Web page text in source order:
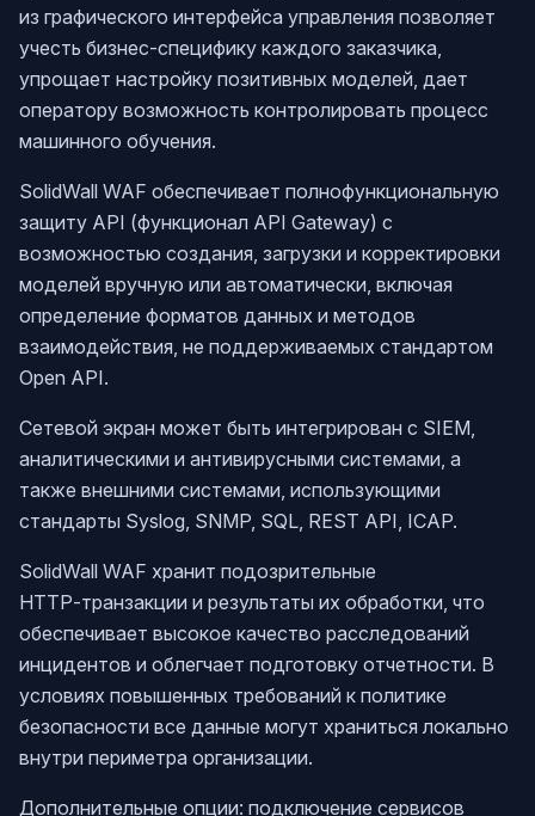
из графического интерфейса управления позволяет
учесть бизнес‑специфику каждого заказчика,
упрощает настройку позитивных моделей, дает
оператору возможность контролировать процесс
машинного обучения.
SolidWall WAF обеспечивает полнофункциональную
защиту API (функционал API Gateway) с
возможностью создания, загрузки и корректировки
моделей вручную или автоматически, включая
определение форматов данных и методов
взаимодействия, не поддерживаемых стандартом
Open API.
Сетевой экран может быть интегрирован с SIEM,
аналитическими и антивирусными системами, а
также внешними системами, использующими
стандарты Syslog, SNMP, SQL, REST API, ICAP.
SolidWall WAF хранит подозрительные
HTTP‑транзакции и результаты их обработки, что
обеспечивает высокое качество расследований
инцидентов и облегчает подготовку отчетности. В
условиях повышенных требований к политике
безопасности все данные могут храниться локально
внутри периметра организации.
Дополнительные опции: подключение сервисов